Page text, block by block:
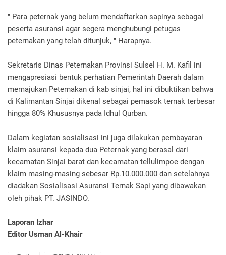
" Para peternak yang belum mendaftarkan sapinya sebagai
peserta asuransi agar segera menghubungi petugas
peternakan yang telah ditunjuk, " Harapnya.
Sekretaris Dinas Peternakan Provinsi Sulsel H. M. Kafil ini
mengapresiasi bentuk perhatian Pemerintah Daerah dalam
memajukan Peternakan di kab sinjai, hal ini dibuktikan bahwa
di Kalimantan Sinjai dikenal sebagai pemasok ternak terbesar
hingga 80% Khususnya pada Idhul Qurban.
Dalam kegiatan sosialisasi ini juga dilakukan pembayaran
klaim asuransi kepada dua Peternak yang berasal dari
kecamatan Sinjai barat dan kecamatan tellulimpoe dengan
klaim masing-masing sebesar Rp.10.000.000 dan setelahnya
diadakan Sosialisasi Asuransi Ternak Sapi yang dibawakan
oleh pihak PT. JASINDO.
Laporan Izhar
Editor Usman Al-Khair‎